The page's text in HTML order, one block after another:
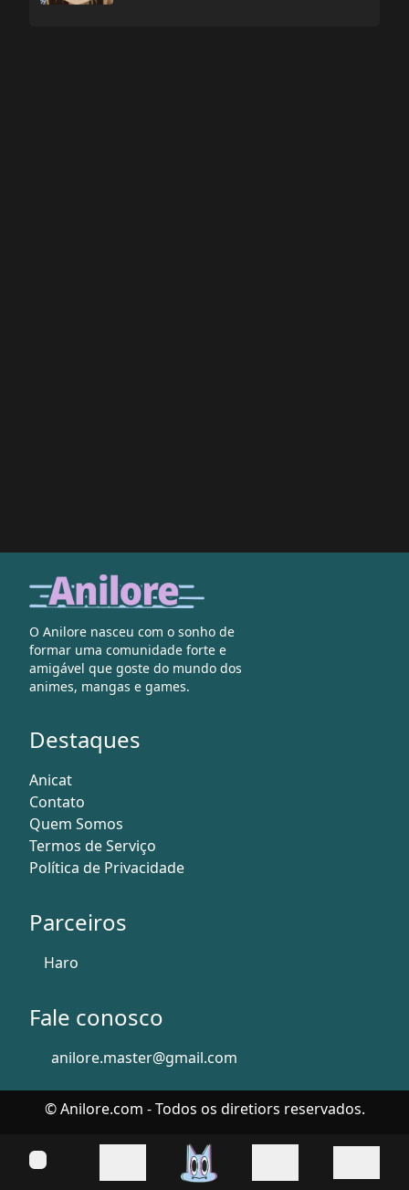
O Anilore nasceu com o sonho de
formar uma comunidade forte e
amigável que goste do mundo dos
animes, mangas e games.
Destaques
Anicat
Contato
Quem Somos
Termos de Serviço
Política de Privacidade
Parceiros
Haro
Fale conosco
anilore.master@gmail.com
© Anilore.com - Todos os diretiors reservados.